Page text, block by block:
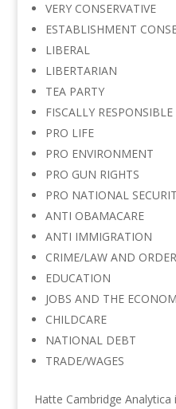
VERY CONSERVATIVE
ESTABLISHMENT
LIBERAL
LIBERTARIAN
TEA PARTY
FISCALLY RESPONSIBLE
PRO LIFE
PRO ENVIRONMENT
PRO GUN RIGHTS
PRO NATIONAL
ANTI OBAMACARE
ANTI IMMIGRATION
CRIME/LAW AND ORDER
EDUCATION
JOBS AND THE
CHILDCARE
NATIONAL DEBT
TRADE/WAGES
Hatte Cambridge